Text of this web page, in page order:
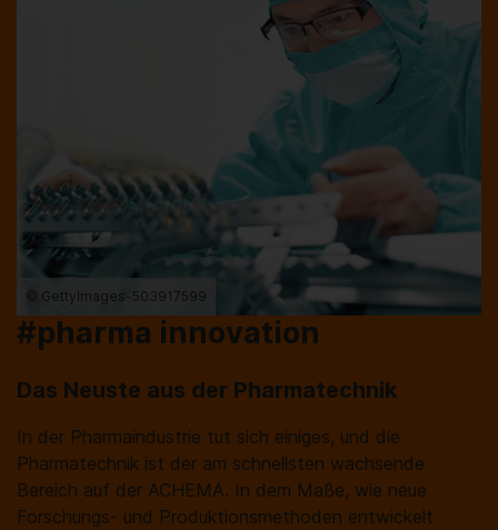
© GettyImages-503917599
#pharma innovation
Das Neuste aus der Pharmatechnik
In der Pharmaindustrie tut sich einiges, und die
Pharmatechnik ist der am schnellsten wachsende
Bereich auf der ACHEMA. In dem Maße, wie neue
Forschungs- und Produktionsmethoden entwickelt